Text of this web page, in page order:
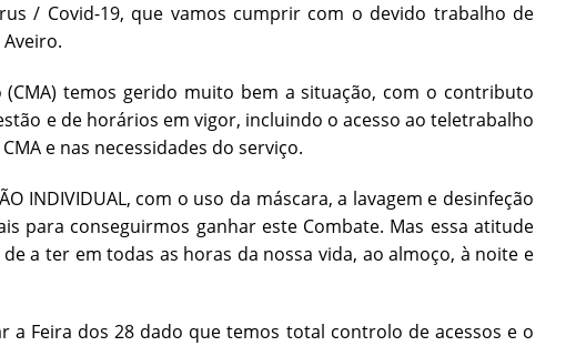
/ Covid-19, que vamos cumprir com o devido trabalho de
temos gerido muito bem a situação, com o contributo
e de horários em vigor, incluindo o acesso ao teletrabalho
e nas necessidades do serviço.
INDIVIDUAL, com o uso da máscara, a lavagem e desinfeção
para conseguirmos ganhar este Combate. Mas essa atitude
a ter em todas as horas da nossa vida, ao almoço, à noite e
Feira dos 28 dado que temos total controlo de acessos e o